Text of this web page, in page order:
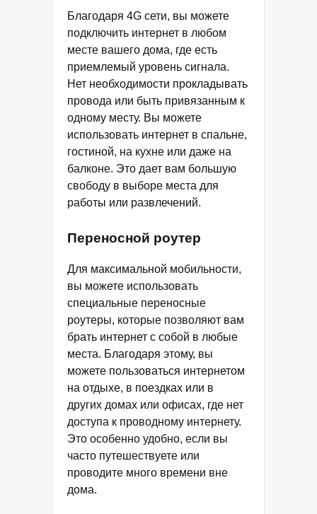
Благодаря 4G сети, вы можете
подключить интернет в любом
месте вашего дома, где есть
приемлемый уровень сигнала.
Нет необходимости прокладывать
провода или быть привязанным к
одному месту. Вы можете
использовать интернет в спальне,
гостиной, на кухне или даже на
балконе. Это дает вам большую
свободу в выборе места для
работы или развлечений.
Переносной роутер
Для максимальной мобильности,
вы можете использовать
специальные переносные
роутеры, которые позволяют вам
брать интернет с собой в любые
места. Благодаря этому, вы
можете пользоваться интернетом
на отдыхе, в поездках или в
других домах или офисах, где нет
доступа к проводному интернету.
Это особенно удобно, если вы
часто путешествуете или
проводите много времени вне
дома.